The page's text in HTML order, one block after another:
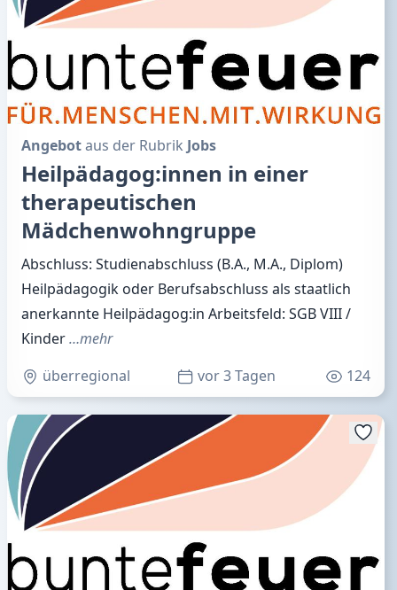
Angebotaus der Rubrik Jobs
Heilpädagog:innen in einer
therapeutischen
Mädchenwohngruppe
Abschluss: Studienabschluss (B.A., M.A., Diplom)
Heilpädagogik oder Berufsabschluss als staatlich
anerkannte Heilpädagog:in Arbeitsfeld: SGB VIII /
Kinder…mehr
überregional
vor 3 Tagen 124